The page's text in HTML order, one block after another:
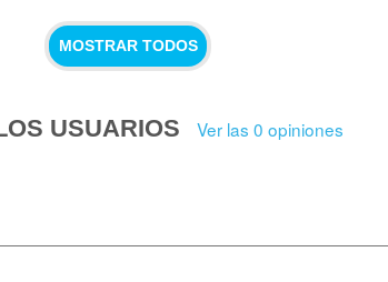
MOSTRAR TODOS
USUARIOS Ver las 0 opiniones